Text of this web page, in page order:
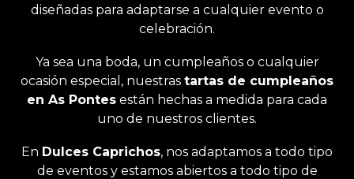
diseñadas para adaptarse a cualquier evento o
celebración.
Ya sea una boda, un cumpleaños o cualquier
ocasión especial, nuestras tartas de cumpleaños
en As Pontes están hechas a medida para cada
uno de nuestros clientes.
En Dulces Caprichos, nos adaptamos a todo tipo
de eventos y estamos abiertos a todo tipo de